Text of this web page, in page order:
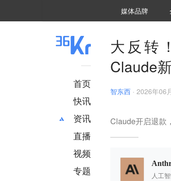
媒体品牌
首页
快讯
资讯
推荐
财经
项目推荐
直播
视频
专题
大反转
Claude
智东西 · 2026年06
Claude开启退款
人工